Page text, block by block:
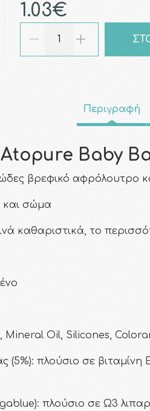
1.03€
Περιγραφή
Baby
βρεφικό
και σώμα
καθαριστικά, το
Mineral Oil, Silicones,
(5%): πλούσιο σε
πλούσιο σε Ω3